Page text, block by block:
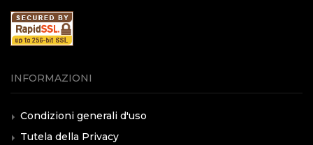
INFORMAZIONI
Condizioni generali d'uso
Tutela della Privacy